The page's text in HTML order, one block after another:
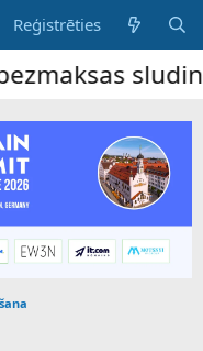
Reģistrēties